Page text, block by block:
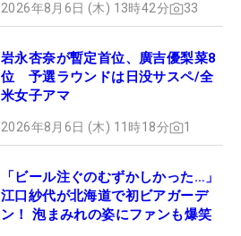
2026年8月6日 (木) 13時42分 33
岩永杏奈が暫定首位、廣吉優梨菜8
位 予選ラウンドは日没サスペ/全
米女子アマ
2026年8月6日 (木) 11時18分 1
「ビール注ぐのむずかしかった…」
江口紗代が北海道で初ビアガーデ
ン！ 泡まみれの姿にファンも爆笑